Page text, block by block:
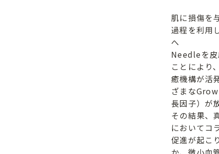
肌に損傷を
過程を利用
へ
Needleを
ことにより
癒機構が活
ざまな
長因子）が
その結果、
においてコ
促進が起こ